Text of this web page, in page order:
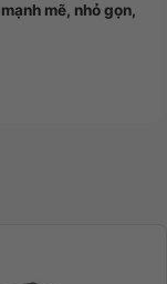
mẽ, nhỏ gọn,